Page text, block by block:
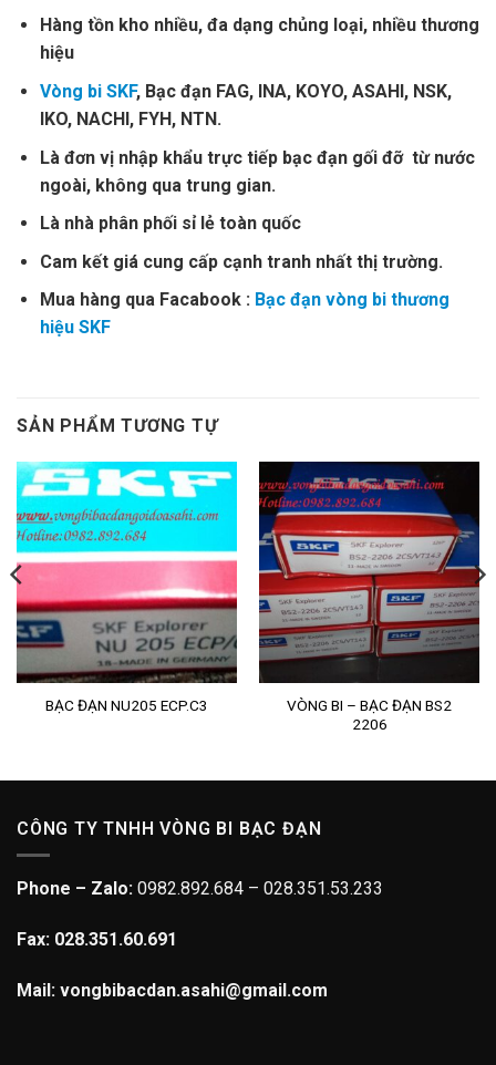
Hàng tồn kho nhiều, đa dạng chủng loại, nhiều thương
hiệu
Vòng bi SKF, Bạc đạn FAG, INA, KOYO, ASAHI, NSK,
IKO, NACHI, FYH, NTN.
Là đơn vị nhập khẩu trực tiếp bạc đạn gối đỡ từ nước
ngoài, không qua trung gian.
Là nhà phân phối sỉ lẻ toàn quốc
Cam kết giá cung cấp cạnh tranh nhất thị trường.
Mua hàng qua Facabook : Bạc đạn vòng bi thương
hiệu SKF
SẢN PHẨM TƯƠNG TỰ
BẠC ĐẠN NU205 ECP.C3
VÒNG BI – BẠC ĐẠN BS2
2206
CÔNG TY TNHH VÒNG BI BẠC ĐẠN
Phone – Zalo: 0982.892.684 – 028.351.53.233
Fax: 028.351.60.691
Mail: vongbibacdan.asahi@gmail.com